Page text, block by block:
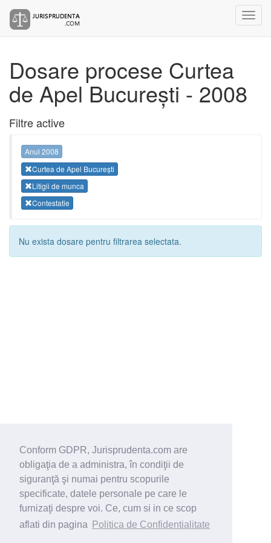
Conform GDPR, Jurisprudenta.com are
obligaţia de a administra, în condiţii de
siguranţă şi numai pentru scopurile
specificate, datele personale pe care le
furnizaţi despre voi. Ce, cum si in ce scop
aflati din pagina
Politica de Confidentialitate
Dosare procese Curtea
de Apel București - 2008
Filtre active
Anul 2008
Curtea de Apel București
Litigii de munca
Contestatie
Nu exista dosare pentru filtrarea selectata.